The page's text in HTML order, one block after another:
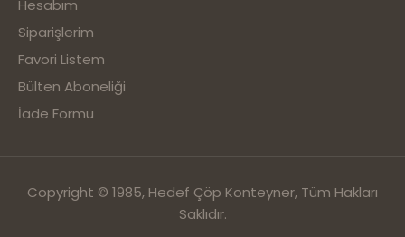
Hesabım
Siparişlerim
Favori Listem
Bülten Aboneliği
İade Formu
Copyright © 1985, Hedef Çöp Konteyner, Tüm Hakları
Saklıdır.